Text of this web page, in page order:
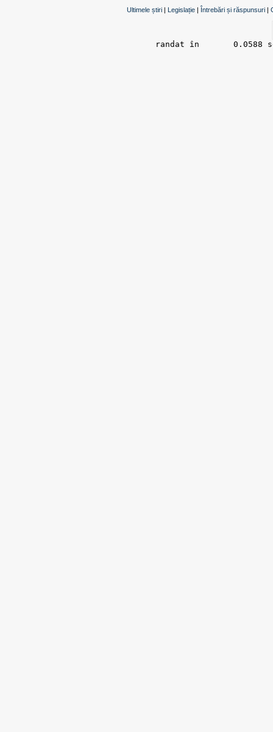
Ultimele știri | Legislație | Întrebări și răspunsuri |
randat în